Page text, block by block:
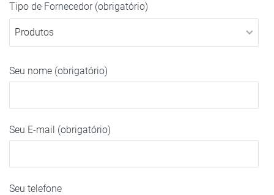
Tipo de Fornecedor (obrigatório)
Seu nome (obrigatório)
Seu E-mail (obrigatório)
Seu telefone